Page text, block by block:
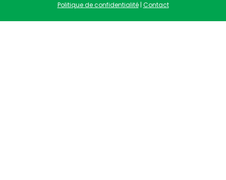
Politique de confidentialité| Contact